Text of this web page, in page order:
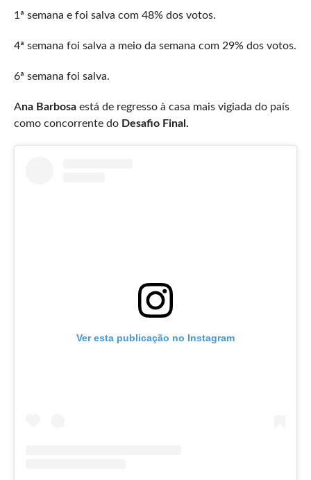
1ª semana e foi salva com 48% dos votos.
4ª semana foi salva a meio da semana com 29% dos votos.
6ª semana foi salva.
Ana Barbosaestá de regresso à casa mais vigiada do país
como concorrente do Desafio Final.
Ver esta publicação no Instagram